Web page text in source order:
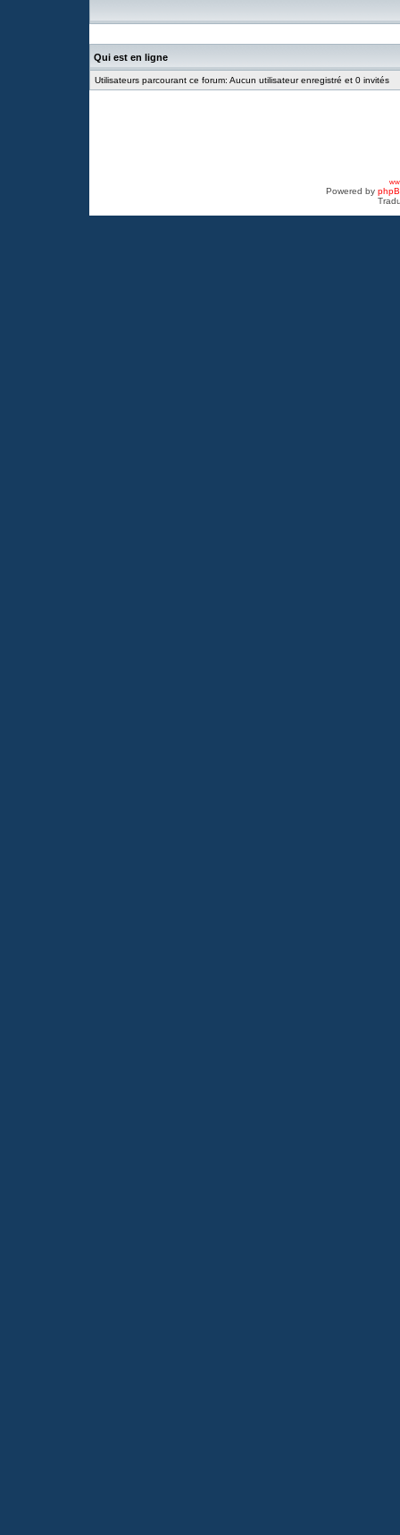
Qui est en ligne
Utilisateurs parcourant ce forum: Aucun utilisateur enregistré et 0 invités
Powered by